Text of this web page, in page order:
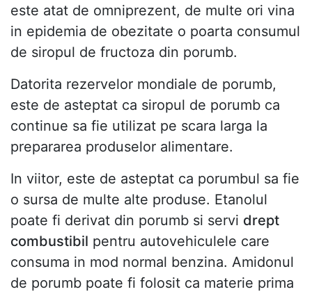
este atat de omniprezent, de multe ori vina
in epidemia de obezitate o poarta consumul
de siropul de fructoza din porumb.
Datorita rezervelor mondiale de porumb,
este de asteptat ca siropul de porumb ca
continue sa fie utilizat pe scara larga la
prepararea produselor alimentare.
In viitor, este de asteptat ca porumbul sa fie
o sursa de multe alte produse. Etanolul
poate fi derivat din porumb si servi drept
combustibil pentru autovehiculele care
consuma in mod normal benzina. Amidonul
de porumb poate fi folosit ca materie prima